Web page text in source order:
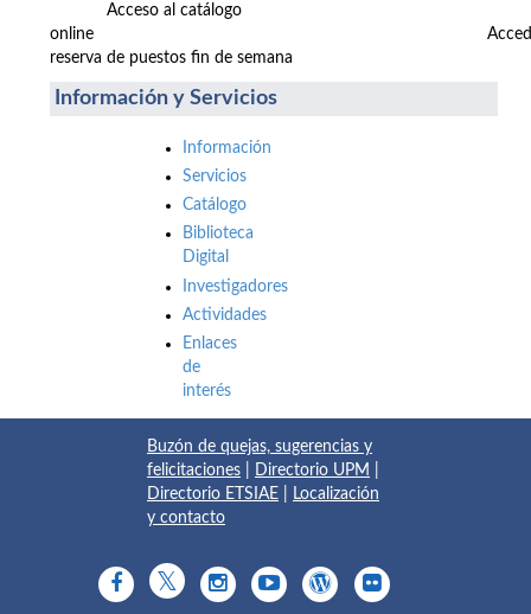
Acceso al catálogo
online
reserva de puestos fin de semana
Información y Servicios
Información
Servicios
Catálogo
Biblioteca
Digital
Investigadores
Actividades
Enlaces
de
interés
Buzón de quejas, sugerencias y
felicitaciones
Directorio UPM
Directorio ETSIAE
Localización
y contacto